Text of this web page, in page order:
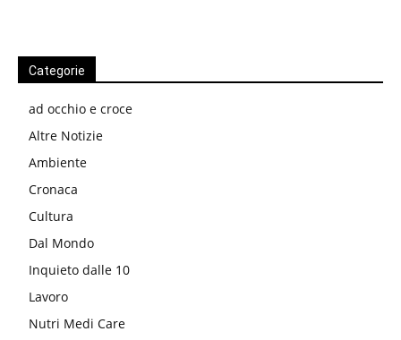
Categorie
ad occhio e croce
Altre Notizie
Ambiente
Cronaca
Cultura
Dal Mondo
Inquieto dalle 10
Lavoro
Nutri Medi Care